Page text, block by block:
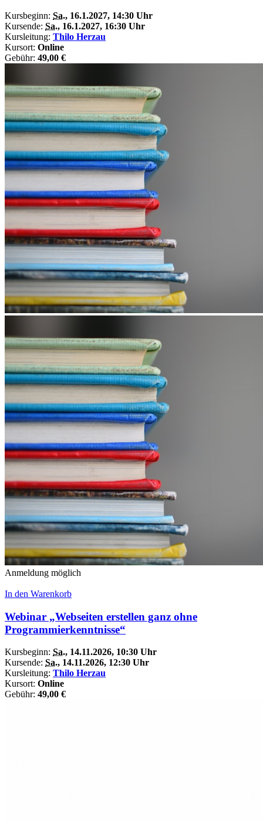
Kursbeginn: Sa., 16.1.2027, 14:30 Uhr
Kursende: Sa., 16.1.2027, 16:30 Uhr
Kursleitung: Thilo Herzau
Kursort: Online
Gebühr: 49,00 €
Anmeldung möglich
In den Warenkorb
Webinar „Webseiten erstellen ganz ohne
Programmierkenntnisse“
Kursbeginn: Sa., 14.11.2026, 10:30 Uhr
Kursende: Sa., 14.11.2026, 12:30 Uhr
Kursleitung: Thilo Herzau
Kursort: Online
Gebühr: 49,00 €